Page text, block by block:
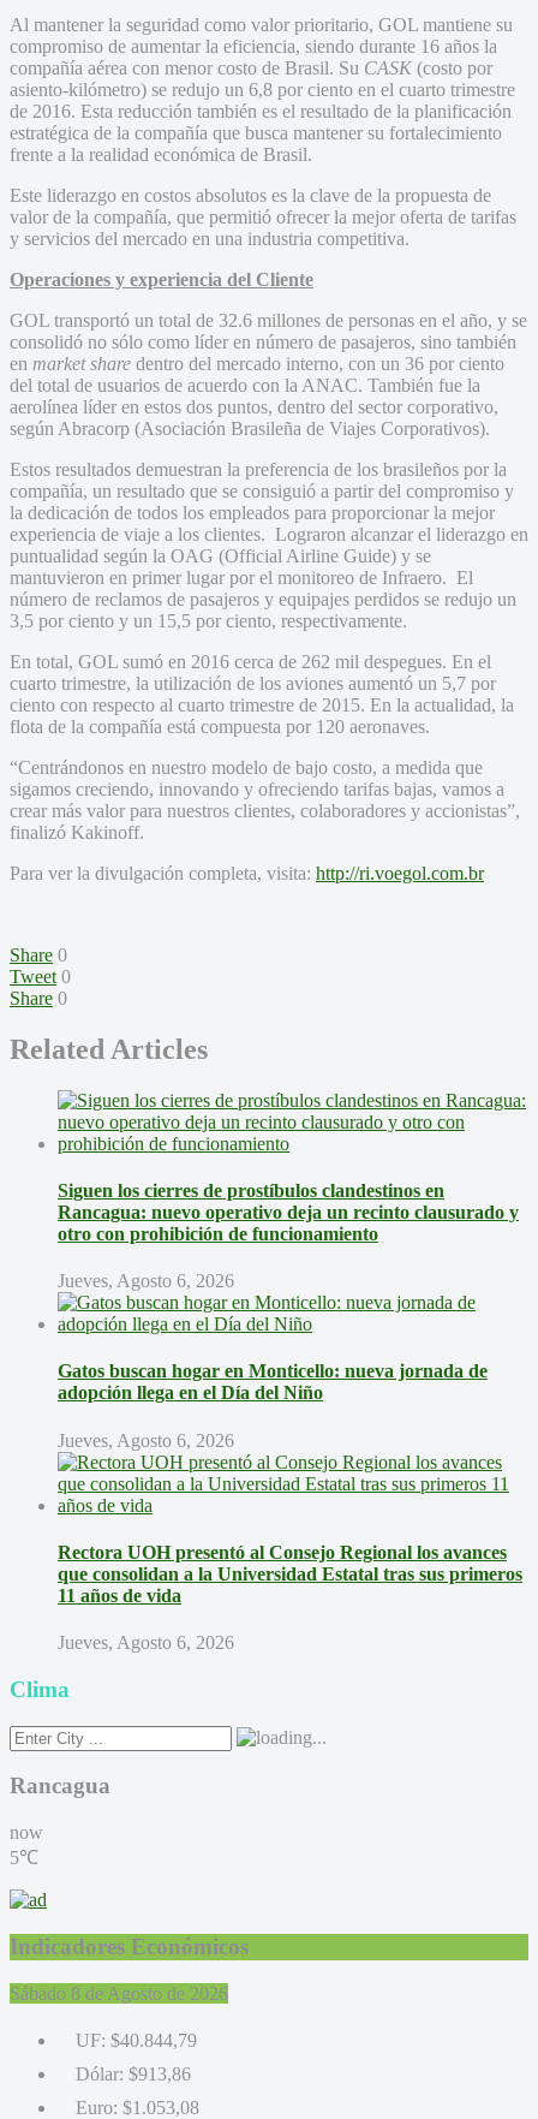
Al mantener la seguridad como valor prioritario, GOL mantiene su
compromiso de aumentar la eficiencia, siendo durante 16 años la
compañía aérea con menor costo de Brasil. Su CASK (costo por
asiento-kilómetro) se redujo un 6,8 por ciento en el cuarto trimestre
de 2016. Esta reducción también es el resultado de la planificación
estratégica de la compañía que busca mantener su fortalecimiento
frente a la realidad económica de Brasil.
Este liderazgo en costos absolutos es la clave de la propuesta de
valor de la compañía, que permitió ofrecer la mejor oferta de tarifas
y servicios del mercado en una industria competitiva.
Operaciones y experiencia del Cliente
GOL transportó un total de 32.6 millones de personas en el año, y se
consolidó no sólo como líder en número de pasajeros, sino también
en market share dentro del mercado interno, con un 36 por ciento
del total de usuarios de acuerdo con la ANAC. También fue la
aerolínea líder en estos dos puntos, dentro del sector corporativo,
según Abracorp (Asociación Brasileña de Viajes Corporativos).
Estos resultados demuestran la preferencia de los brasileños por la
compañía, un resultado que se consiguió a partir del compromiso y
la dedicación de todos los empleados para proporcionar la mejor
experiencia de viaje a los clientes. Lograron alcanzar el liderazgo en
puntualidad según la OAG (Official Airline Guide) y se
mantuvieron en primer lugar por el monitoreo de Infraero. El
número de reclamos de pasajeros y equipajes perdidos se redujo un
3,5 por ciento y un 15,5 por ciento, respectivamente.
En total, GOL sumó en 2016 cerca de 262 mil despegues. En el
cuarto trimestre, la utilización de los aviones aumentó un 5,7 por
ciento con respecto al cuarto trimestre de 2015. En la actualidad, la
flota de la compañía está compuesta por 120 aeronaves.
“Centrándonos en nuestro modelo de bajo costo, a medida que
sigamos creciendo, innovando y ofreciendo tarifas bajas, vamos a
crear más valor para nuestros clientes, colaboradores y accionistas”,
finalizó Kakinoff.
Para ver la divulgación completa, visita: http://ri.voegol.com.br
Share 0
Tweet 0
Share 0
Related Articles
Siguen los cierres de prostíbulos clandestinos en
Rancagua: nuevo operativo deja un recinto clausurado y
otro con prohibición de funcionamiento
Jueves, Agosto 6, 2026
Gatos buscan hogar en Monticello: nueva jornada de
adopción llega en el Día del Niño
Jueves, Agosto 6, 2026
Rectora UOH presentó al Consejo Regional los avances
que consolidan a la Universidad Estatal tras sus primeros
11 años de vida
Jueves, Agosto 6, 2026
Clima
Rancagua
now
5℃
Indicadores Económicos
Sábado 8 de Agosto de 2026
UF: $40.844,79
Dólar: $913,86
Euro: $1.053,08